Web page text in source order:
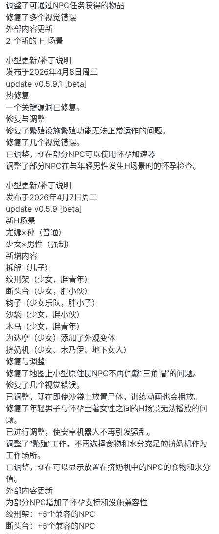
调整了可通过NPC任务获得的物品
修复了多个视觉错误
外部内容更新
2 个新的 H 场景
小型更新/补丁说明
发布于2026年4月8日周三
update v0.5.9.1 [beta]
热修复
一个关键漏洞已修复。
修复与调整
修复了繁殖设施繁殖功能无法正常运作的问题。
修复了几个视觉错误。
已调整，现在部分NPC可以使用怀孕加速器
调整了部分NPC在与年轻男性发生H场景时的怀孕检查。
小型更新/补丁说明
发布于2026年4月7日周二
update v0.5.9 [beta]
新H场景
尤娜×孙（普通）
少女×男性（强制）
新增内容
拆解（儿子）
绞刑架（少女，胖青年）
断头台（少女，胖小伙）
钩子（少女乐队，胖小子）
沙袋（少女，胖小伙）
木马（少女，胖青年）
为达摩（少女）添加了外观变体
挤奶机（少女、木乃伊、地下女人）
修复与调整
修复了地图上小型原住民NPC不再佩戴“三角帽”的问题。
修复了几个视觉错误。
已调整，现在即使沙袋上放置尸体，训练动画也会播放。
修复了年轻男子与怀孕土著女性之间的H场景无法播放的问
题。
已进行调整，使安卓机器人不再引发骚乱。
调整了“繁殖”工作，不再选择食物和水分充足的挤奶机作为
工作场所。
已调整，现在可以显示放置在挤奶机中的NPC的食物和水分
值。
外部内容更新
为部分NPC增加了怀孕支持和设施兼容性
绞刑架：+5个兼容的NPC
断头台：+5个兼容的NPC